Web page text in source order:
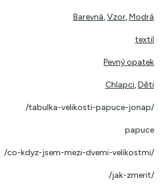
Barevná,Vzor,Modrá
textil
Pevný opatek
Chlapci,Děti
/tabulka-velikosti-papuce-jonap/
papuce
/co-kdyz-jsem-mezi-dvemi-velikostmi/
/jak-zmerit/